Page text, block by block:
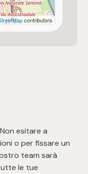
contributors
esitare a
o per fissare un
team sarà
le tue